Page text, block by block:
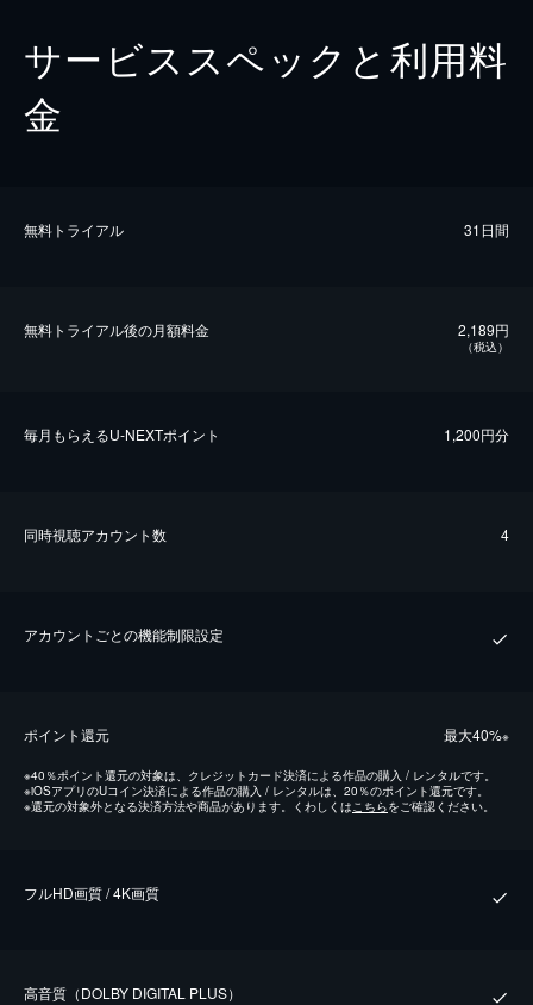
サービススペックと利用料
金
無料トライアル 31日間
無料トライアル後の⽉額料金 2,189円
（税込）
毎⽉もらえるU-NEXTポイント 1,200円分
同時視聴アカウント数 4
アカウントごとの機能制限設定
ポイント還元 最⼤40%※
※40％ポイント還元の対象は、クレジットカード決済による作品の購入 / レンタルです。
※iOSアプリのUコイン決済による作品の購入 / レンタルは、20％のポイント還元です。
※還元の対象外となる決済方法や商品があります。くわしくはこちらをご確認ください。
フルHD画質 / 4K画質
⾼⾳質（DOLBY DIGITAL PLUS）